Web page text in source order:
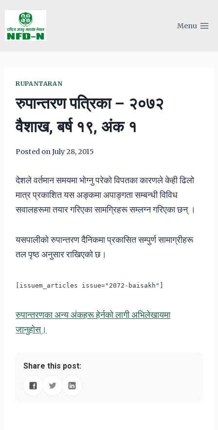
content
Menu
RUPANTARAN
रुपान्तरण पत्रिका – २०७२
वैशाख, बर्ष १९, अंक १
Posted onJuly 28, 2015
देशले वर्तमान समयमा भोग्नु परेको विपतका कारणले केही ढिलो
मात्र प्रकाशित यस अङ्कमा अपाङ्गता सम्बन्धी विविध
सवालहरूमा तयार गरिएका सामग्रिहरू सम्लग्न गरिएका छन् ।
यसपालीको रुपान्तरण दैनिकमा प्रकासित सम्पुर्ण सामाग्रीहरू
तल पृष्ठ अनुसार राखिएको छ।
[issuem_articles issue="2072-baisakh"]
रुपान्तरणका अन्य अंकहरू हेर्नको लागी अभिलेखायमा
जानुहोस्।
Share this post: